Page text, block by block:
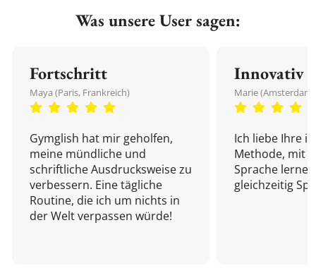
Was unsere User sagen:
Fortschritt
Maya (Paris, Frankreich)
Gymglish hat mir geholfen,
meine mündliche und
schriftliche Ausdrucksweise zu
verbessern. Eine tägliche
Routine, die ich um nichts in
der Welt verpassen würde!
Innovativ
Marie
Ich liebe Ihre
Methode, mit
Sprache
gleichzeitig